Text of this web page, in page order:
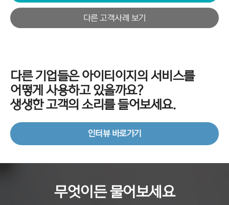
다른 고객사례 보기
다른 기업들은 아이티이지의 서비스를
어떻게 사용하고 있을까요?
생생한 고객의 소리를 들어보세요.
인터뷰 바로가기
무엇이든 물어보세요